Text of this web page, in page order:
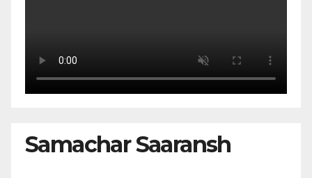
Samachar Saaransh